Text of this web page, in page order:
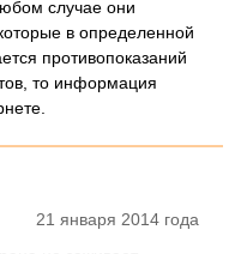
случае они
в определенной
противопоказаний
то информация
21 января 2014 года